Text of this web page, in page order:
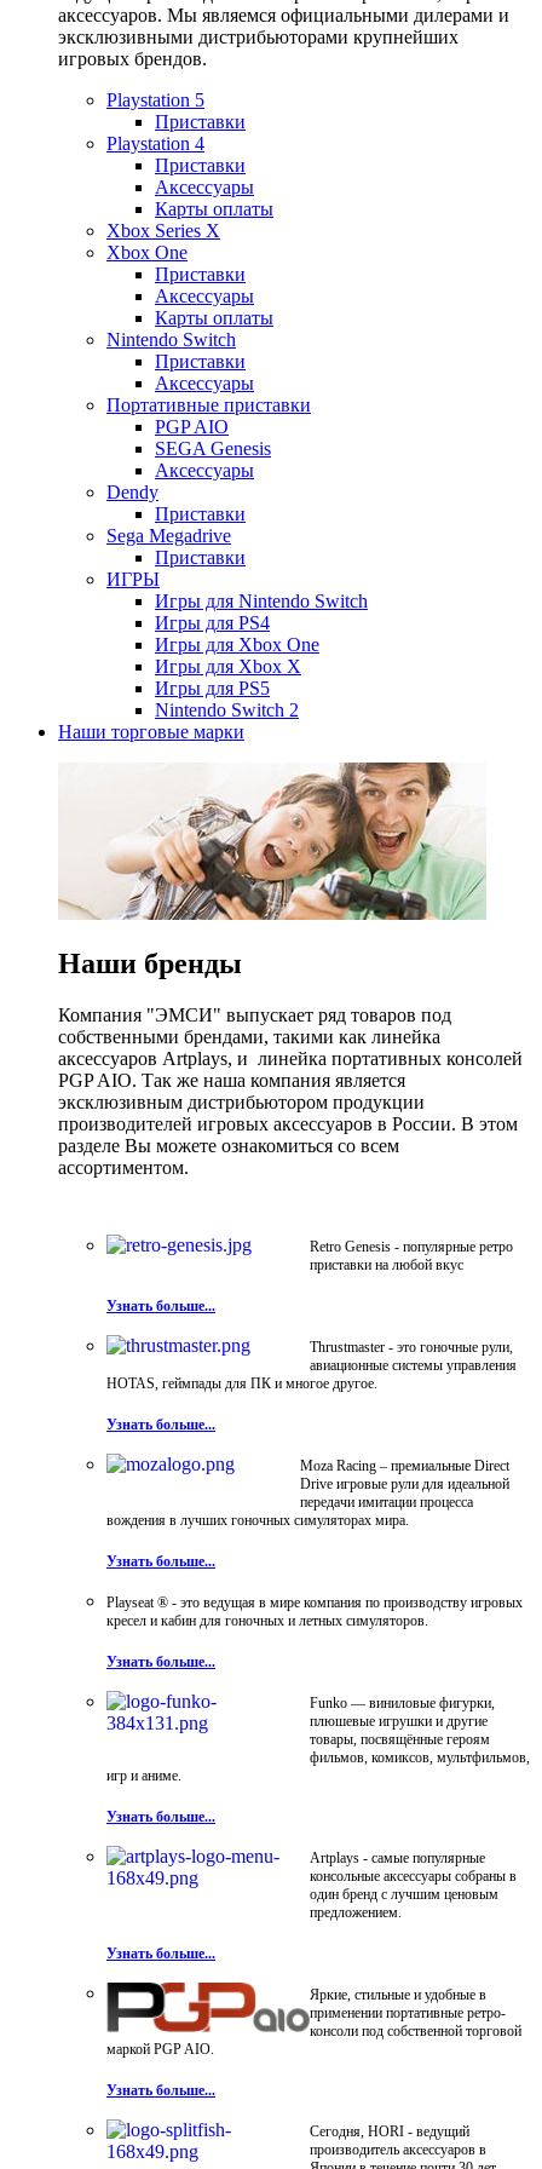
аксессуаров. Мы являемся официальными дилерами и
эксклюзивными дистрибьюторами крупнейших
игровых брендов.
Playstation 5
Приставки
Playstation 4
Приставки
Аксессуары
Карты оплаты
Xbox Series X
Xbox One
Приставки
Аксессуары
Карты оплаты
Nintendo Switch
Приставки
Аксессуары
Портативные приставки
PGP AIO
SEGA Genesis
Аксессуары
Dendy
Приставки
Sega Megadrive
Приставки
ИГРЫ
Игры для Nintendo Switch
Игры для PS4
Игры для Xbox One
Игры для Xbox X
Игры для PS5
Nintendo Switch 2
Наши торговые марки
Наши бренды
Компания "ЭМСИ" выпускает ряд товаров под
собственными брендами, такими как линейка
аксессуаров Artplays, и линейка портативных консолей
PGP AIO. Так же наша компания является
эксклюзивным дистрибьютором продукции
производителей игровых аксессуаров в России. В этом
разделе Вы можете ознакомиться со всем
ассортиментом.
Retro Genesis - популярные ретро
приставки на любой вкус
Узнать больше...
Thrustmaster - это гоночные рули,
авиационные системы управления
HOTAS, геймпады для ПК и многое другое.
Узнать больше...
Moza Racing – премиальные Direct
Drive игровые рули для идеальной
передачи имитации процесса
вождения в лучших гоночных симуляторах мира.
Узнать больше...
Playseat ® - это ведущая в мире компания по производству игровых
кресел и кабин для гоночных и летных симуляторов.
Узнать больше...
Funko — виниловые фигурки,
плюшевые игрушки и другие
товары, посвящённые героям
фильмов, комиксов, мультфильмов,
игр и аниме.
Узнать больше...
Artplays - самые популярные
консольные аксессуары собраны в
один бренд с лучшим ценовым
предложением.
Узнать больше...
Яркие, стильные и удобные в
применении портативные ретро-
консоли под собственной торговой
маркой PGP AIO.
Узнать больше...
Сегодня, HORI - ведущий
производитель аксессуаров в